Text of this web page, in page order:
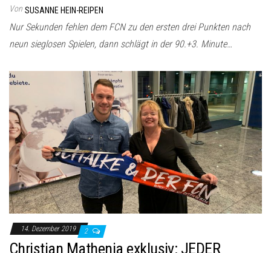
Von SUSANNE HEIN-REIPEN
Nur Sekunden fehlen dem FCN zu den ersten drei Punkten nach
neun sieglosen Spielen, dann schlägt in der 90.+3. Minute…
14. Dezember 2019 2
Christian Mathenia exklusiv: JEDER